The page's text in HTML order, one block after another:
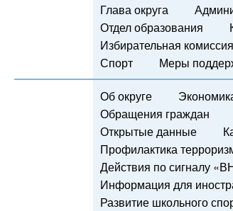
Глава округа
Отдел образования
Избирательная комиссия
Спорт
Меры
Об округе
Обращения граждан
Открытые данные
Профилактика
Действия по сигналу
Информация для
Развитие школьного